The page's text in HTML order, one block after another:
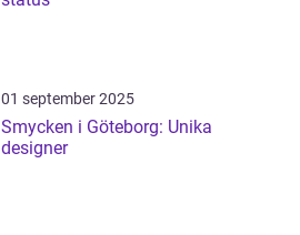
01 september 2025
Smycken i Göteborg: Unika
designer